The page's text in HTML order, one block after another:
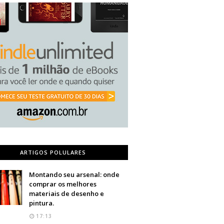
ARTIGOS POLULARES
Montando seu arsenal: onde
comprar os melhores
materiais de desenho e
pintura.
17:13